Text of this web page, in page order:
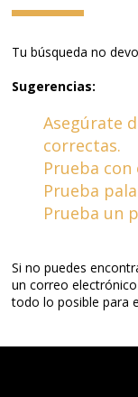
Tu búsqueda no
Sugerencias:
Asegúrate
correctas.
Prueba
Prueba
Prueba un
Si no puedes
un correo
todo lo posible para